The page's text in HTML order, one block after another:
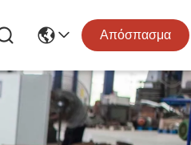
Απόσπασμα